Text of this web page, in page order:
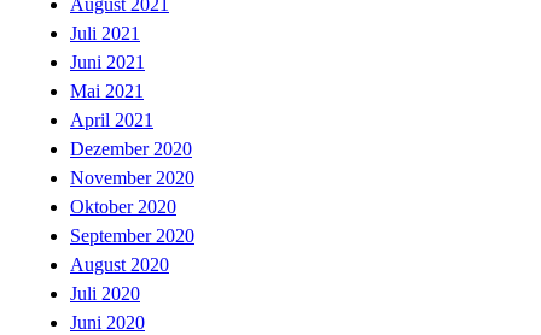
August 2021
Juli 2021
Juni 2021
Mai 2021
April 2021
Dezember 2020
November 2020
Oktober 2020
September 2020
August 2020
Juli 2020
Juni 2020